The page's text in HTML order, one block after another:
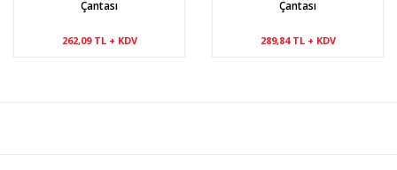
Çantası
262,09 TL + KDV
Çantası
289,84 TL + KDV